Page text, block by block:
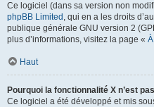
Ce logiciel (dans sa version non
phpBB Limited , qui en a les droits
publique générale GNU version 2
plus d’informations, visitez la page «
Haut
Pourquoi la fonctionnalité X n’est
Ce logiciel a été développé et mis